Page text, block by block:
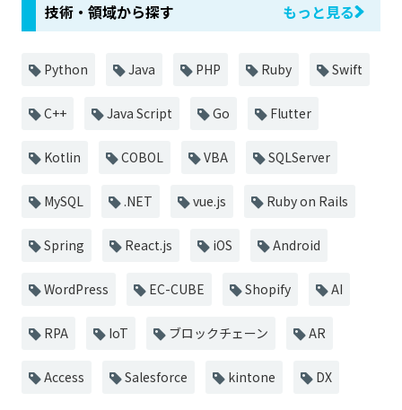
技術・領域から探す もっと見る
Python Java PHP Ruby Swift
C++ Java Script Go Flutter
Kotlin COBOL VBA SQLServer
MySQL .NET vue.js Ruby on Rails
Spring React.js iOS Android
WordPress EC-CUBE Shopify AI
RPA IoT ブロックチェーン AR
Access Salesforce kintone DX